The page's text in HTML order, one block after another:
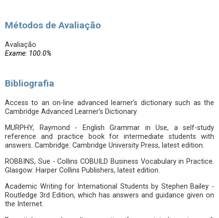
Métodos de Avaliação
Avaliação
Exame: 100.0%
Bibliografia
Access to an on-line advanced learner's dictionary such as the
Cambridge Advanced Learner’s Dictionary.
MURPHY, Raymond - English Grammar in Use, a self-study
reference and practice book for intermediate students with
answers. Cambridge: Cambridge University Press, latest edition.
ROBBINS, Sue - Collins COBUILD Business Vocabulary in Practice.
Glasgow: Harper Collins Publishers, latest edition.
Academic Writing for International Students by Stephen Bailey -
Routledge 3rd Edition, which has answers and guidance given on
the Internet.